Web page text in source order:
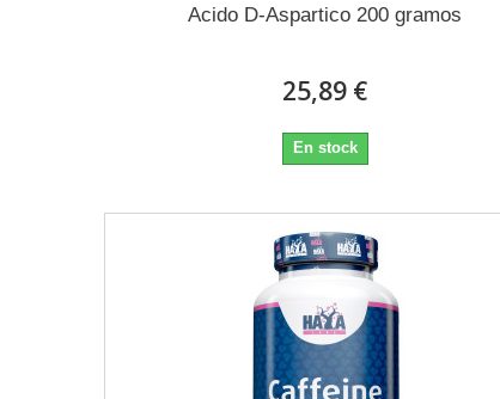
Acido D-Aspartico 200 gramos
25,89 €
En stock